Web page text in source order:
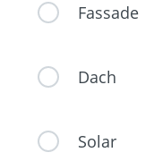
Fassade
Dach
Solar